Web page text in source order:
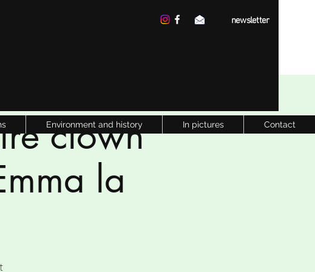
newsletter
Environment and history In pictures Contact
clown
la